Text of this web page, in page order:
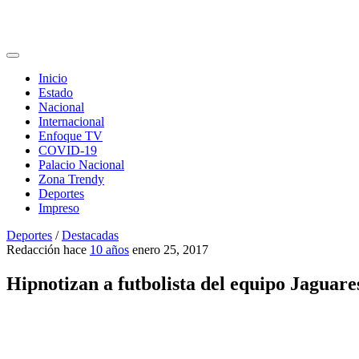
Inicio
Estado
Nacional
Internacional
Enfoque TV
COVID-19
Palacio Nacional
Zona Trendy
Deportes
Impreso
Deportes /Destacadas
Redacción hace 10 años enero 25, 2017
Hipnotizan a futbolista del equipo